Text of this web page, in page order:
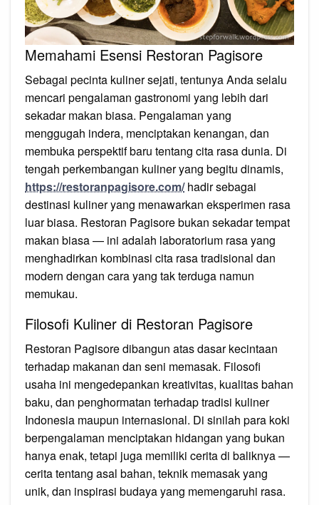
Memahami Esensi Restoran Pagisore
Sebagai pecinta kuliner sejati, tentunya Anda selalu
mencari pengalaman gastronomi yang lebih dari
sekadar makan biasa. Pengalaman yang
menggugah indera, menciptakan kenangan, dan
membuka perspektif baru tentang cita rasa dunia. Di
tengah perkembangan kuliner yang begitu dinamis,
https://restoranpagisore.com/hadir sebagai
destinasi kuliner yang menawarkan eksperimen rasa
luar biasa. Restoran Pagisore bukan sekadar tempat
makan biasa — ini adalah laboratorium rasa yang
menghadirkan kombinasi cita rasa tradisional dan
modern dengan cara yang tak terduga namun
memukau.
Filosofi Kuliner di Restoran Pagisore
Restoran Pagisore dibangun atas dasar kecintaan
terhadap makanan dan seni memasak. Filosofi
usaha ini mengedepankan kreativitas, kualitas bahan
baku, dan penghormatan terhadap tradisi kuliner
Indonesia maupun internasional. Di sinilah para koki
berpengalaman menciptakan hidangan yang bukan
hanya enak, tetapi juga memiliki cerita di baliknya —
cerita tentang asal bahan, teknik memasak yang
unik, dan inspirasi budaya yang memengaruhi rasa.